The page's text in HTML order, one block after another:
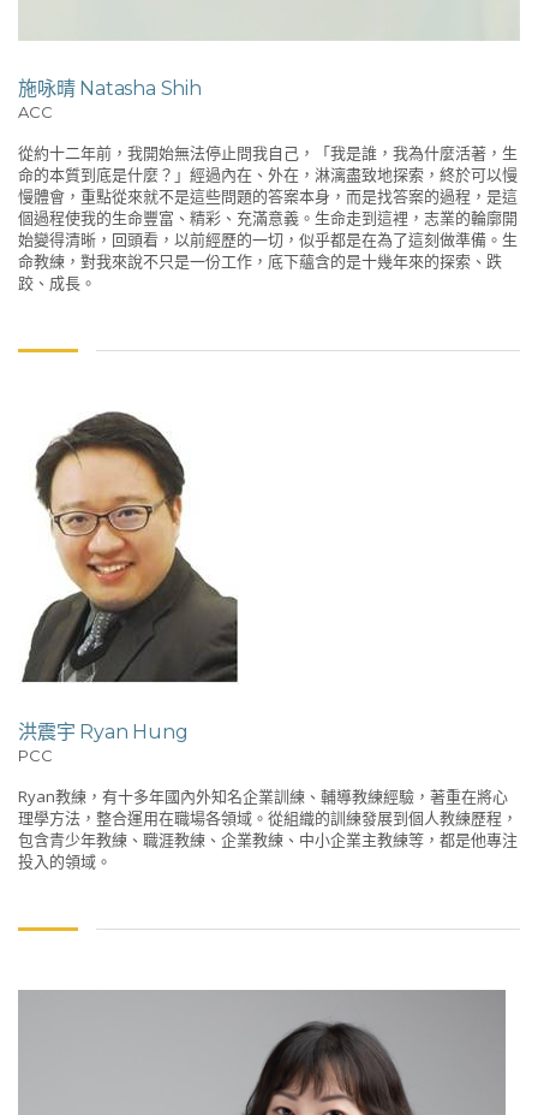
施咏晴 Natasha Shih
ACC
從約十二年前，我開始無法停止問我自己，「我是誰，我為什麼活著，生
命的本質到底是什麼？」經過內在、外在，淋漓盡致地探索，終於可以慢
慢體會，重點從來就不是這些問題的答案本身，而是找答案的過程，是這
個過程使我的生命豐富、精彩、充滿意義。生命走到這裡，志業的輪廓開
始變得清晰，回頭看，以前經歷的一切，似乎都是在為了這刻做準備。生
命教練，對我來說不只是一份工作，底下蘊含的是十幾年來的探索、跌
跤、成長。
洪震宇 Ryan Hung
PCC
Ryan教練，有十多年國內外知名企業訓練、輔導教練經驗，著重在將心
理學方法，整合運用在職場各領域。從組織的訓練發展到個人教練歷程，
包含青少年教練、職涯教練、企業教練、中小企業主教練等，都是他專注
投入的領域。